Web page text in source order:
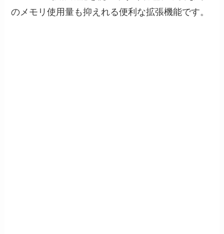
のメモリ使用量も抑えれる便利な拡張機能です。